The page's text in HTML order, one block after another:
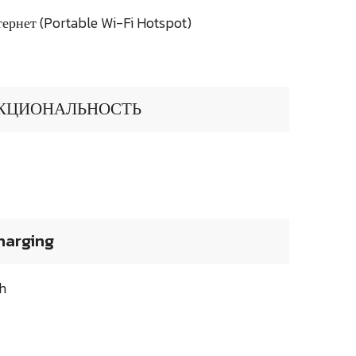
(Portable Wi-Fi Hotspot)